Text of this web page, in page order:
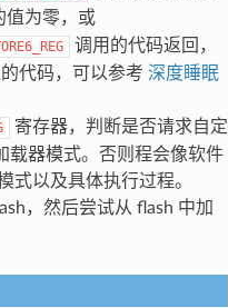
值为零，或
调用的代码返回，
代码，可以参考 深度睡眠
寄存器，判断是否请求自定
载器模式。否则程会像软件
式以及具体执行过程。
，然后尝试从 flash 中加